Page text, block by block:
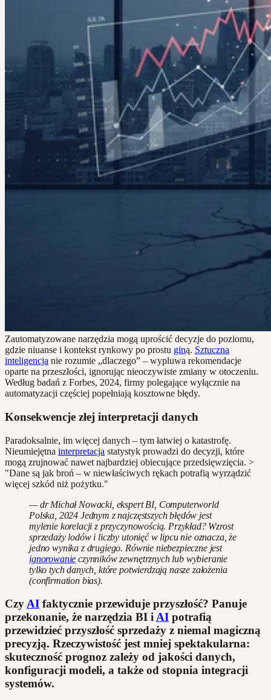
Zautomatyzowane narzędzia mogą uprościć decyzje do poziomu,
gdzie niuanse i kontekst rynkowy po prostu giną. Sztuczna
inteligencja nie rozumie „dlaczego” – wypluwa rekomendacje
oparte na przeszłości, ignorując nieoczywiste zmiany w otoczeniu.
Według badań z Forbes, 2024, firmy polegające wyłącznie na
automatyzacji częściej popełniają kosztowne błędy.
Konsekwencje złej interpretacji danych
Paradoksalnie, im więcej danych – tym łatwiej o katastrofę.
Nieumiejętna interpretacja statystyk prowadzi do decyzji, które
mogą zrujnować nawet najbardziej obiecujące przedsięwzięcia. >
"Dane są jak broń – w niewłaściwych rękach potrafią wyrządzić
więcej szkód niż pożytku."
— dr Michał Nowacki, ekspert BI, Computerworld
Polska, 2024 Jednym z najczęstszych błędów jest
mylenie korelacji z przyczynowością. Przykład? Wzrost
sprzedaży lodów i liczby utonięć w lipcu nie oznacza, że
jedno wynika z drugiego. Równie niebezpieczne jest
ignorowanie czynników zewnętrznych lub wybieranie
tylko tych danych, które potwierdzają nasze założenia
(confirmation bias).
CzyAI faktycznie przewiduje przyszłość? Panuje
przekonanie, że narzędzia BI iAI potrafią
przewidzieć przyszłość sprzedaży z niemal magiczną
precyzją. Rzeczywistość jest mniej spektakularna:
skuteczność prognoz zależy od jakości danych,
konfiguracji modeli, a także od stopnia integracji
systemów.